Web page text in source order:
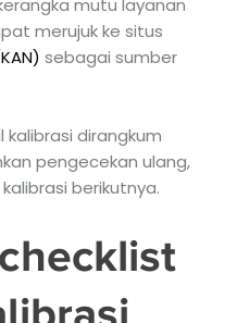
merujuk ke situs
sebagai sumber
kalibrasi dirangkum
pengecekan ulang,
berikutnya.